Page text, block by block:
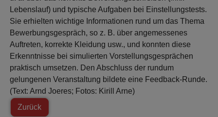
Lebenslauf) und typische Aufgaben bei Einstellungstests.
Sie erhielten wichtige Informationen rund um das Thema
Bewerbungsgespräch, so z. B. über angemessenes
Auftreten, korrekte Kleidung usw., und konnten diese
Erkenntnisse bei simulierten Vorstellungsgesprächen
praktisch umsetzen. Den Abschluss der rundum
gelungenen Veranstaltung bildete eine Feedback-Runde.
(Text: Arnd Joeres; Fotos: Kirill Arne)
Zurück